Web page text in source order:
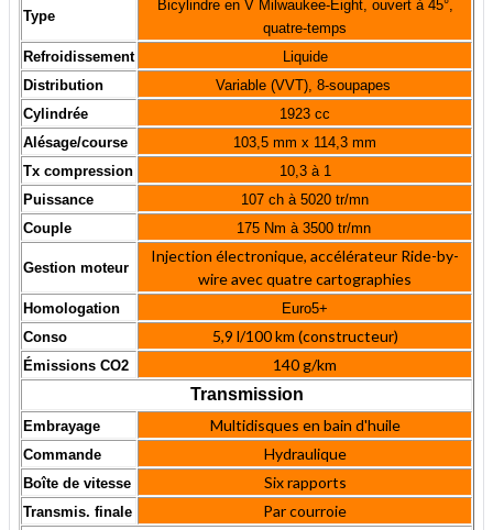
Type
Bicylindre en V Milwaukee-Eight, ouvert à 45°,
quatre-temps
Refroidissement
Liquide
Distribution
Variable (VVT), 8-soupapes
Cylindrée
1923 cc
Alésage/course
103,5 mm x 114,3 mm
Tx compression
10,3 à 1
Puissance
107 ch à 5020 tr/mn
Couple
175 Nm à 3500 tr/mn
Gestion moteur
Injection électronique, accélérateur Ride-by-
wire avec quatre cartographies
Homologation
Euro5+
Conso
5,9 l/100 km (constructeur)
Émissions CO2
140 g/km
Transmission
Embrayage Multidisques en bain d'huile
Commande Hydraulique
Boîte de vitesse Six rapports
Transmis. finale
Par courroie